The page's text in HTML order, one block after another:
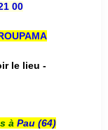
00
le lieu -
à Pau (64)